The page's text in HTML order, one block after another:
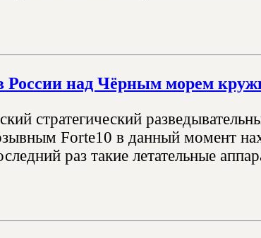
России над Чёрным морем
стратегический
Forte10 в данный момент
раз такие летательные